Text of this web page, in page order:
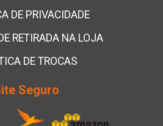
DE PRIVACIDADE
RETIRADA NA LOJA
DE TROCAS
Seguro